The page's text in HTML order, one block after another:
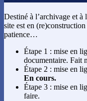
Destiné à l’archivage et
site est en
patience…
Étape 1 : mise en
documentaire. Fait
Étape 2 : mise en
En cours.
Étape 3 : mise en
faire.